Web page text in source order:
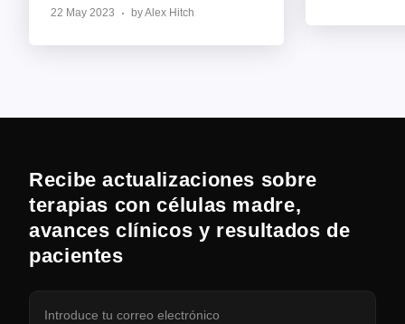
22 May 2023 by Alex Hitch
Recibe actualizaciones sobre
terapias con células madre,
avances clínicos y resultados de
pacientes